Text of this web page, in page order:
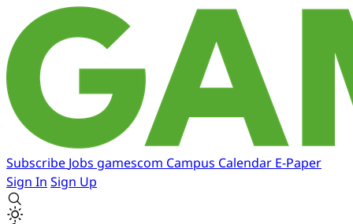
Subscribe Jobs gamescom Campus Calendar E-Paper
Sign In Sign Up